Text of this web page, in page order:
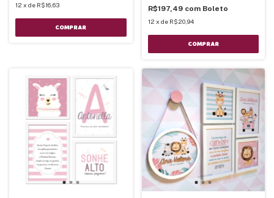
12 x de R$16,63
COMPRAR
R$197,49 com Boleto
12 x de R$20,94
COMPRAR